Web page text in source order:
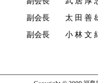
副会長 太 田 善
副会長 小 林 文